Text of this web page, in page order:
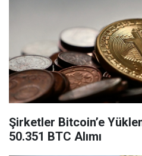
Şirketler Bitcoin’e
50.351 BTC Alımı